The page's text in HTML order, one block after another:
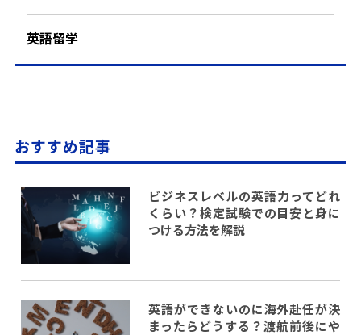
英語留学
おすすめ記事
ビジネスレベルの英語力ってどれ
くらい？検定試験での目安と身に
つける方法を解説
英語ができないのに海外赴任が決
まったらどうする？渡航前後にや